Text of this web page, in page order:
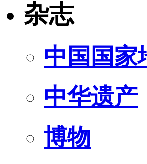
杂志
中国国家
中华遗产
博物